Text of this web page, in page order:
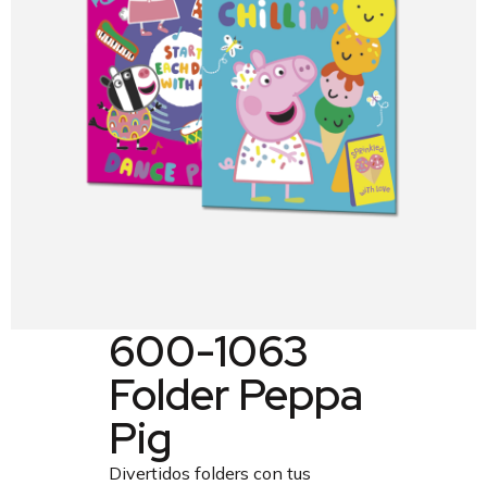
600-1063
Folder Peppa
Pig
Divertidos folders con tus